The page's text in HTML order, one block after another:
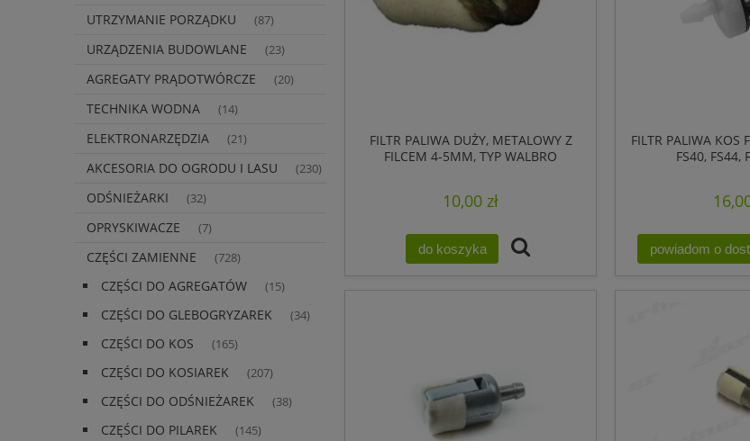
UTRZYMANIE PORZĄDKU (87)
URZĄDZENIA BUDOWLANE (23)
AGREGATY PRĄDOTWÓRCZE (20)
TECHNIKA WODNA (14)
ELEKTRONARZĘDZIA (21)
AKCESORIA DO OGRODU I LASU (230)
ODŚNIEŻARKI (32)
OPRYSKIWACZE (7)
CZĘŚCI ZAMIENNE (728)
CZĘŚCI DO AGREGATÓW (15)
CZĘŚCI DO GLEBOGRYZAREK (34)
CZĘŚCI DO KOS (165)
CZĘŚCI DO KOSIAREK (207)
CZĘŚCI DO ODŚNIEŻAREK (38)
CZĘŚCI DO PILAREK (145)
FILTR PALIWA DUŻY, METALOWY Z
FILCEM 4-5MM, TYP WALBRO
10,00 zł
do koszyka
FILTR PALIWA KOS
FS40, FS44,
powiadom o